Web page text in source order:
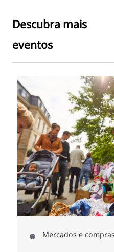
Descubra mais
eventos
Mercados e compras